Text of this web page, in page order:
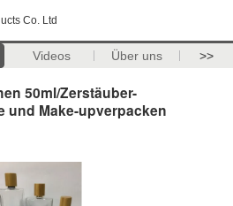
Co. Ltd
Videos Über uns >>
50ml/Zerstäuber-
und Make-upverpacken